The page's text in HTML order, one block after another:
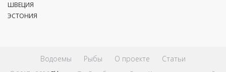
ШВЕЦИЯ
ЭСТОНИЯ
Водоемы Рыбы О проекте Статьи